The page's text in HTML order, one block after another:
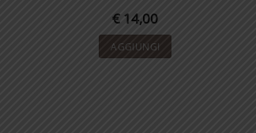
€ 14,00
AGGIUNGI